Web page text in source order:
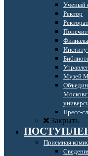
Ученый
Ректор
Ректорат
Филиалы
Музей
Пресс-
Закрыть
Приемная